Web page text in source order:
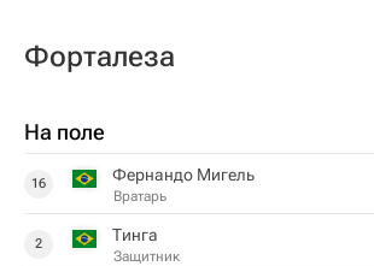
Форталеза
На поле
16 Фернандо Мигель
Вратарь
2 Тинга
Защитник